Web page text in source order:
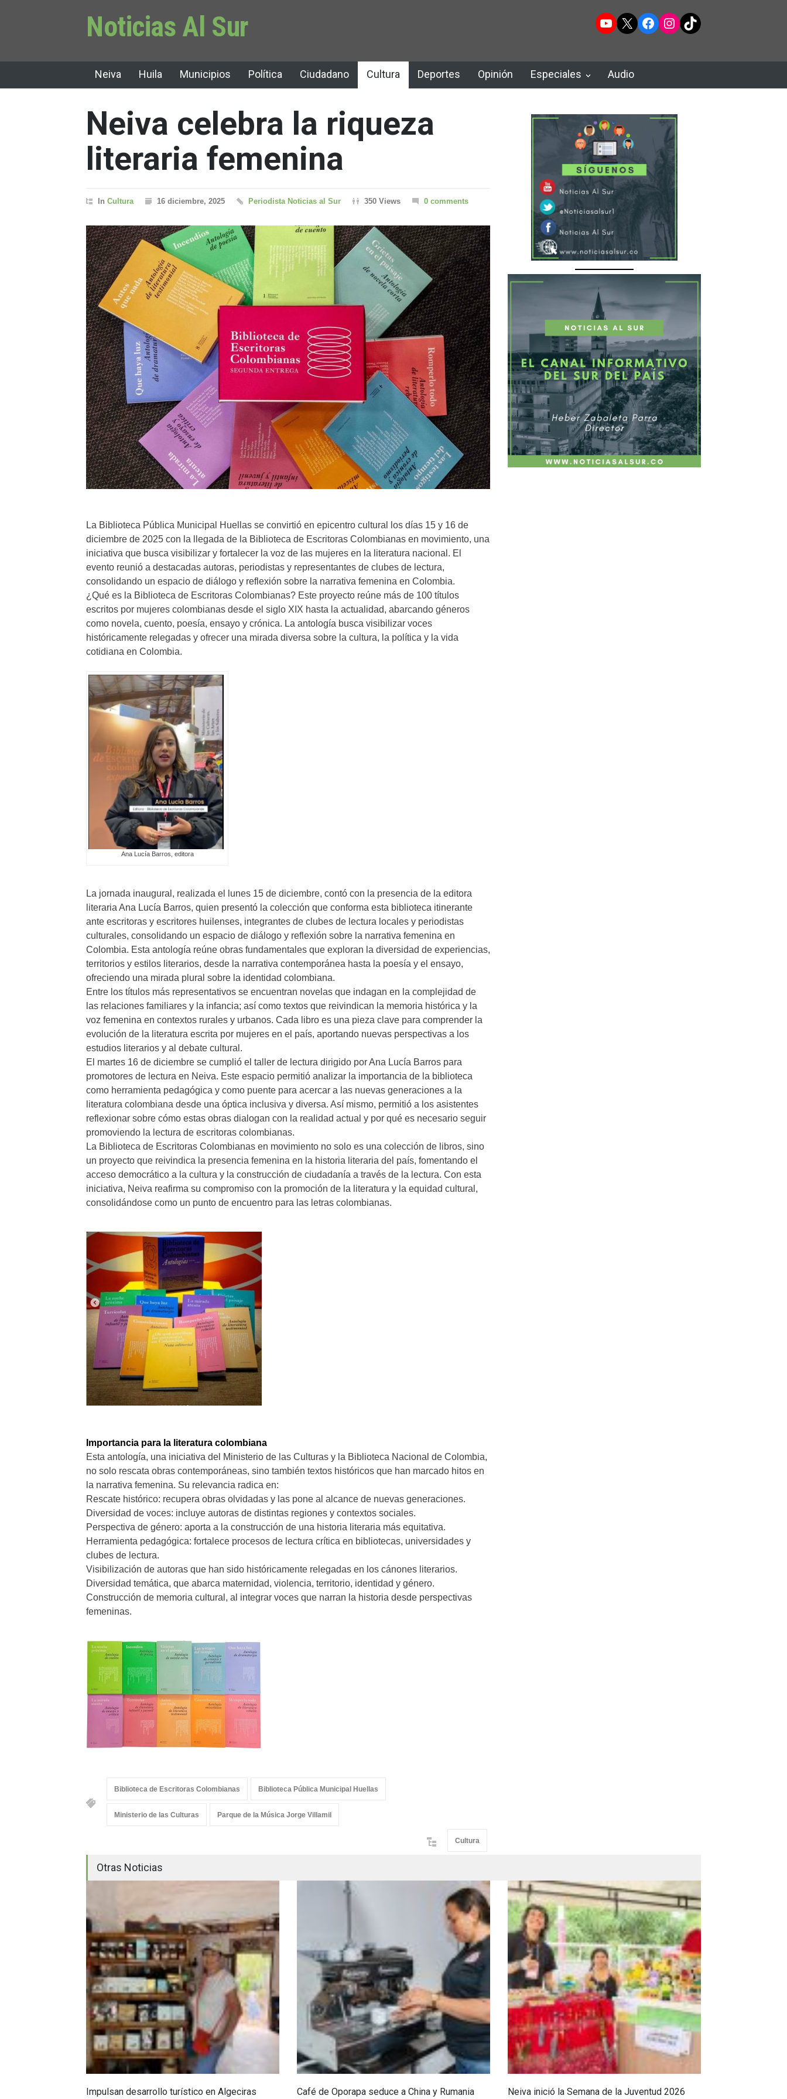
Noticias Al Sur YouTube
X Facebook
Instagram
TikTok
Neiva Huila Municipios Política Ciudadano Cultura Deportes Opinión Especiales Audio
Neiva celebra la riqueza
literaria femenina
In Cultura 16 diciembre, 2025 Periodista Noticias al Sur 350 Views 0 comments
La Biblioteca Pública Municipal Huellas se convirtió en epicentro cultural los días 15 y 16 de
diciembre de 2025 con la llegada de la Biblioteca de Escritoras Colombianas en movimiento, una
iniciativa que busca visibilizar y fortalecer la voz de las mujeres en la literatura nacional. El
evento reunió a destacadas autoras, periodistas y representantes de clubes de lectura,
consolidando un espacio de diálogo y reflexión sobre la narrativa femenina en Colombia.
¿Qué es la Biblioteca de Escritoras Colombianas? Este proyecto reúne más de 100 títulos
escritos por mujeres colombianas desde el siglo XIX hasta la actualidad, abarcando géneros
como novela, cuento, poesía, ensayo y crónica. La antología busca visibilizar voces
históricamente relegadas y ofrecer una mirada diversa sobre la cultura, la política y la vida
cotidiana en Colombia.
Ana Lucía Barros, editora
La jornada inaugural, realizada el lunes 15 de diciembre, contó con la presencia de la editora
literaria Ana Lucía Barros, quien presentó la colección que conforma esta biblioteca itinerante
ante escritoras y escritores huilenses, integrantes de clubes de lectura locales y periodistas
culturales, consolidando un espacio de diálogo y reflexión sobre la narrativa femenina en
Colombia. Esta antología reúne obras fundamentales que exploran la diversidad de experiencias,
territorios y estilos literarios, desde la narrativa contemporánea hasta la poesía y el ensayo,
ofreciendo una mirada plural sobre la identidad colombiana.
Entre los títulos más representativos se encuentran novelas que indagan en la complejidad de
las relaciones familiares y la infancia; así como textos que reivindican la memoria histórica y la
voz femenina en contextos rurales y urbanos. Cada libro es una pieza clave para comprender la
evolución de la literatura escrita por mujeres en el país, aportando nuevas perspectivas a los
estudios literarios y al debate cultural.
El martes 16 de diciembre se cumplió el taller de lectura dirigido por Ana Lucía Barros para
promotores de lectura en Neiva. Este espacio permitió analizar la importancia de la biblioteca
como herramienta pedagógica y como puente para acercar a las nuevas generaciones a la
literatura colombiana desde una óptica inclusiva y diversa. Así mismo, permitió a los asistentes
reflexionar sobre cómo estas obras dialogan con la realidad actual y por qué es necesario seguir
promoviendo la lectura de escritoras colombianas.
La Biblioteca de Escritoras Colombianas en movimiento no solo es una colección de libros, sino
un proyecto que reivindica la presencia femenina en la historia literaria del país, fomentando el
acceso democrático a la cultura y la construcción de ciudadanía a través de la lectura. Con esta
iniciativa, Neiva reafirma su compromiso con la promoción de la literatura y la equidad cultural,
consolidándose como un punto de encuentro para las letras colombianas.
Importancia para la literatura colombiana
Esta antología, una iniciativa del Ministerio de las Culturas y la Biblioteca Nacional de Colombia,
no solo rescata obras contemporáneas, sino también textos históricos que han marcado hitos en
la narrativa femenina. Su relevancia radica en:
Rescate histórico: recupera obras olvidadas y las pone al alcance de nuevas generaciones.
Diversidad de voces: incluye autoras de distintas regiones y contextos sociales.
Perspectiva de género: aporta a la construcción de una historia literaria más equitativa.
Herramienta pedagógica: fortalece procesos de lectura crítica en bibliotecas, universidades y
clubes de lectura.
Visibilización de autoras que han sido históricamente relegadas en los cánones literarios.
Diversidad temática, que abarca maternidad, violencia, territorio, identidad y género.
Construcción de memoria cultural, al integrar voces que narran la historia desde perspectivas
femeninas.
Biblioteca de Escritoras Colombianas Biblioteca Pública Municipal Huellas
Ministerio de las Culturas Parque de la Música Jorge Villamil
Cultura
Otras Noticias
Impulsan desarrollo turístico en Algeciras Café de Oporapa seduce a China y Rumania Neiva inició la Semana de la Juventud 2026